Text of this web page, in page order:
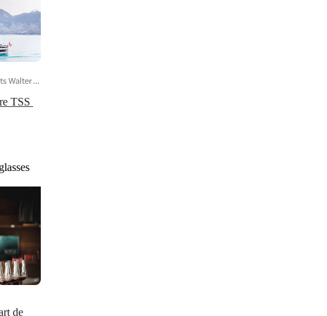
TSS
Croisières TSS Earnslaw et billets Walter Peak
de